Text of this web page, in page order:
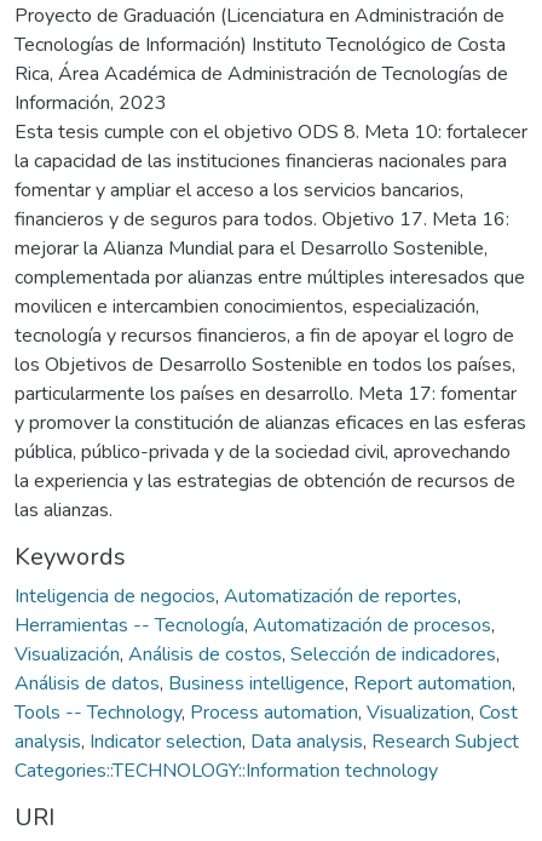
Proyecto de Graduación (Licenciatura en Administración de
Tecnologías de Información) Instituto Tecnológico de Costa
Rica, Área Académica de Administración de Tecnologías de
Información, 2023
Esta tesis cumple con el objetivo ODS 8. Meta 10: fortalecer
la capacidad de las instituciones financieras nacionales para
fomentar y ampliar el acceso a los servicios bancarios,
financieros y de seguros para todos. Objetivo 17. Meta 16:
mejorar la Alianza Mundial para el Desarrollo Sostenible,
complementada por alianzas entre múltiples interesados que
movilicen e intercambien conocimientos, especialización,
tecnología y recursos financieros, a fin de apoyar el logro de
los Objetivos de Desarrollo Sostenible en todos los países,
particularmente los países en desarrollo. Meta 17: fomentar
y promover la constitución de alianzas eficaces en las esferas
pública, público-privada y de la sociedad civil, aprovechando
la experiencia y las estrategias de obtención de recursos de
las alianzas.
Keywords
Inteligencia de negocios, Automatización de reportes,
Herramientas -- Tecnología, Automatización de procesos,
Visualización, Análisis de costos, Selección de indicadores,
Análisis de datos, Business intelligence, Report automation,
Tools -- Technology, Process automation, Visualization, Cost
analysis, Indicator selection, Data analysis, Research Subject
Categories::TECHNOLOGY::Information technology
URI